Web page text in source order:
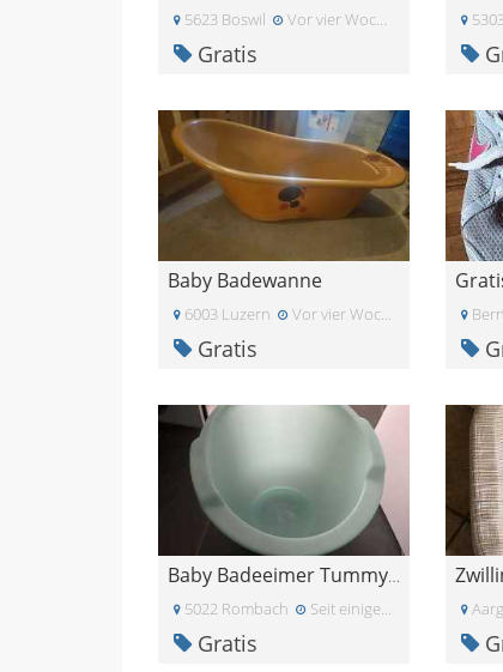
5623 Boswil Vor vier Wochen
Gratis
Baby Badewanne
6003 Luzern Vor vier Wochen
Gratis
Bern
Baby Badeeimer Tummy Tub - baby richtig baden - Ba
5022 Rombach Seit einiger Zeit
Gratis